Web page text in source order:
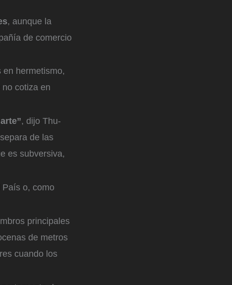
, aunque la
de comercio
en hermetismo,
cotiza en
, dijo Thu-
de las
es subversiva,
o, como
principales
de metros
cuando los